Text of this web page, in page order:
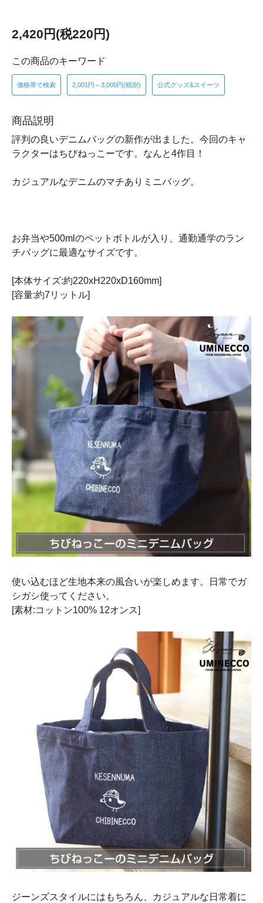
2,420円(税220円)
この商品のキーワード
価格帯で検索 2,001円～3,000円(税別) 公式グッズ&スイーツ
商品説明
評判の良いデニムバッグの新作が出ました。今回のキャ
ラクターはちびねっこーです。なんと4作目！
カジュアルなデニムのマチありミニバッグ。
お弁当や500mlのペットボトルが入り、通勤通学のラン
チバッグに最適なサイズです。
[本体サイズ:約220xH220xD160mm]
[容量:約7リットル]
使い込むほど生地本来の風合いが楽しめます。日常でガ
シガシ使ってください。
[素材:コットン100% 12オンス]
ジーンズスタイルにはもちろん、カジュアルな日常着に